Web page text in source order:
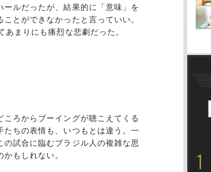
ルだったが、結果的に「意味」を
とができなかったと言っていい。
まりにも痛烈な悲劇だった。
ろからブーイングが聴こえてくる
ちの表情も、いつもとは違う。一
試合に臨むブラジル人の複雑な思
もしれない。